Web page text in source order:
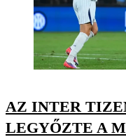
AZ INTER
LEGYŐZTE A